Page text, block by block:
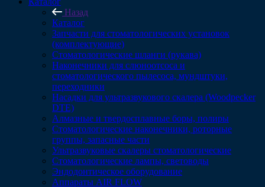
Назад
Каталог
Запчасти для стоматологических установок
(комплектующие)
Стоматологические шланги (рукава)
Наконечники для слюноотсоса и
стоматологического пылесоса, мундштуки,
переходники
Насадки для ультразвукового скалера (Woodpecker
DTE)
Алмазные и твердосплавные боры, полиры
Стоматологические наконечники, роторные
группы, запасные части
Ультразвуковые скалеры стоматологические
Стоматологические лампы, световоды
Эндодонтическое оборудование
Аппараты AIR FLOW